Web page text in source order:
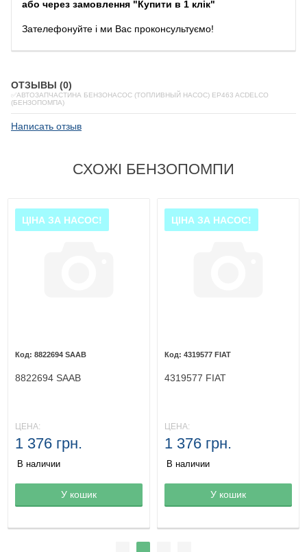
або через замовлення "Купити в 1 клік"
Зателефонуйте і ми Вас проконсультуємо!
ОТЗЫВЫ (0)
✅АВТОЗАПЧАСТИНА БЕНЗОНАСОС (ТОПЛИВНЫЙ НАСОС) EP463 ACDELCO
(БЕНЗОПОМПА)
Написать отзыв
СХОЖІ БЕНЗОПОМПИ
Товар в корзине
ЦІНА ЗА НАСОС!
8822694 SAAB
8822694 SAAB
ЦЕНА:
1 376 грн.
В наличии
У кошик Товар в корзине
ЦІНА ЗА НАСОС!
4319577 FIAT
4319577 FIAT
ЦЕНА:
1 376 грн.
В наличии
У кошик